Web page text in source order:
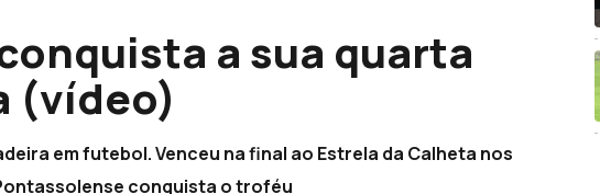
a sua quarta
(vídeo)
em futebol. Venceu na final ao Estrela da Calheta nos
conquista o troféu